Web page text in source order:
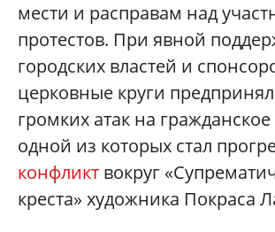
мести и расправам над
протестов. При явной
городских властей и
церковные круги
громких атак на
одной из которых стал
конфликт вокруг
креста» художника Покраса